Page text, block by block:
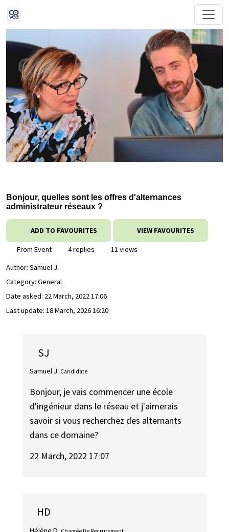
Bonjour, quelles sont les offres d'alternances
administrateur réseaux ?
ADD TO FAVOURITES VIEW FAVOURITES
From Event 4 replies
11 views
Author: Samuel J.
Category: General
Date asked: 22 March, 2022 17:06
Last update: 18 March, 2026 16:20
SJ
Samuel J. Candidate
Bonjour, je vais commencer une école
d'ingénieur dans le réseau et j'aimerais
savoir si vous recherchez des alternants
dans ce domaine?
22 March, 2022 17:07
HD